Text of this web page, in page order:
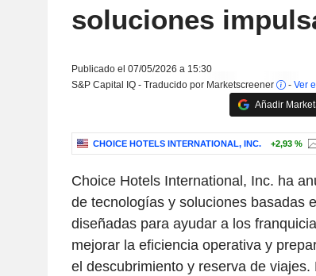
soluciones
Publicado el 07/05/2026 a 15:30
S&P Capital IQ - Traducido por Marketscreener
- Ver
Añadir
CHOICE HOTELS INTERNATIONAL, INC. +2,93 %
Choice Hotels International, Inc. ha
de tecnologías y soluciones basadas
diseñadas para ayudar a los
mejorar la eficiencia operativa y
el descubrimiento y reserva de